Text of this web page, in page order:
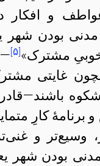
و افکار
مدنی بودن
مشترک»[۵]
غایتی
کارِ
و
بودن شهر